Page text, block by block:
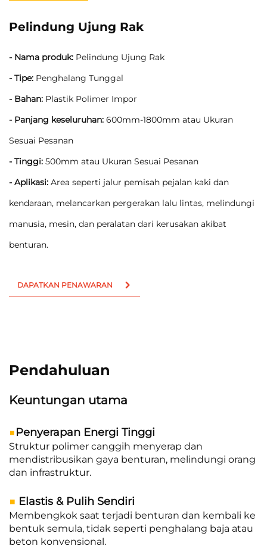
Pelindung Ujung Rak
- Nama produk: Pelindung Ujung Rak
- Tipe: Penghalang Tunggal
- Bahan: Plastik Polimer Impor
- Panjang keseluruhan: 600mm-1800mm atau Ukuran
Sesuai Pesanan
- Tinggi: 500mm atau Ukuran Sesuai Pesanan
- Aplikasi: Area seperti jalur pemisah pejalan kaki dan
kendaraan, melancarkan pergerakan lalu lintas, melindungi
manusia, mesin, dan peralatan dari kerusakan akibat
benturan.
DAPATKAN PENAWARAN
Pendahuluan
Keuntungan utama
■Penyerapan Energi Tinggi
Struktur polimer canggih menyerap dan
mendistribusikan gaya benturan, melindungi orang
dan infrastruktur.
■ Elastis & Pulih Sendiri
Membengkok saat terjadi benturan dan kembali ke
bentuk semula, tidak seperti penghalang baja atau
beton konvensional.